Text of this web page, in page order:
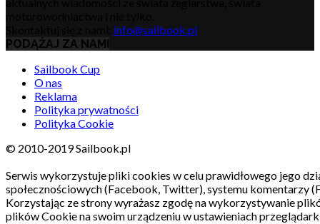
info@sailbook.pl
PODĄŻAJ ZA NAMI
Sailbook Cup
O nas
Reklama
Polityka prywatności
Polityka Cookie
© 2010-2019 Sailbook.pl
Serwis wykorzystuje pliki cookies w celu prawidłowego jego
społecznościowych (Facebook, Twitter), systemu komentarzy
Korzystając ze strony wyrażasz zgodę na wykorzystywanie
plików Cookie na swoim urządzeniu w ustawieniach